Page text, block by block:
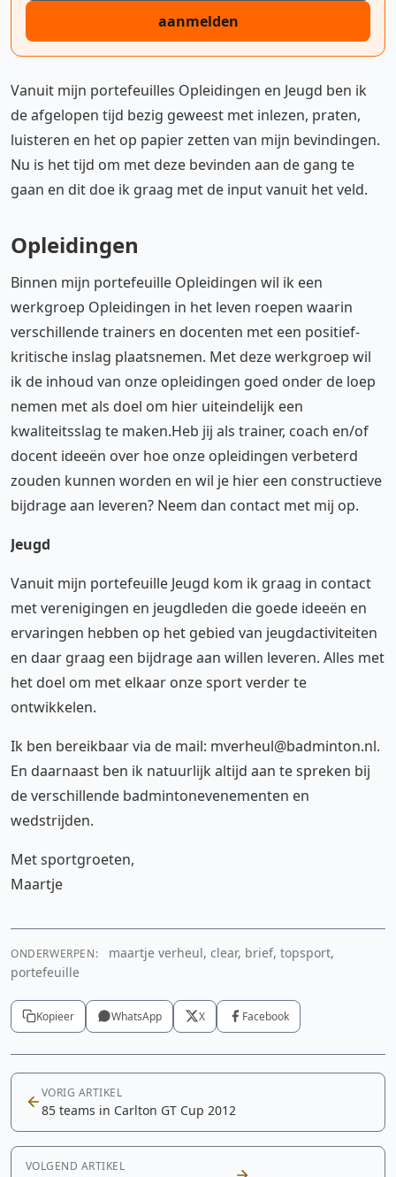
aanmelden
Vanuit mijn portefeuilles Opleidingen en Jeugd ben ik
de afgelopen tijd bezig geweest met inlezen, praten,
luisteren en het op papier zetten van mijn bevindingen.
Nu is het tijd om met deze bevinden aan de gang te
gaan en dit doe ik graag met de input vanuit het veld.
Opleidingen
Binnen mijn portefeuille Opleidingen wil ik een
werkgroep Opleidingen in het leven roepen waarin
verschillende trainers en docenten met een positief-
kritische inslag plaatsnemen. Met deze werkgroep wil
ik de inhoud van onze opleidingen goed onder de loep
nemen met als doel om hier uiteindelijk een
kwaliteitsslag te maken.Heb jij als trainer, coach en/of
docent ideeën over hoe onze opleidingen verbeterd
zouden kunnen worden en wil je hier een constructieve
bijdrage aan leveren? Neem dan contact met mij op.
Jeugd
Vanuit mijn portefeuille Jeugd kom ik graag in contact
met verenigingen en jeugdleden die goede ideeën en
ervaringen hebben op het gebied van jeugdactiviteiten
en daar graag een bijdrage aan willen leveren. Alles met
het doel om met elkaar onze sport verder te
ontwikkelen.
Ik ben bereikbaar via de mail: mverheul@badminton.nl.
En daarnaast ben ik natuurlijk altijd aan te spreken bij
de verschillende badmintonevenementen en
wedstrijden.
Met sportgroeten,
Maartje
ONDERWERPEN:
maartje verheul, clear, brief, topsport,
portefeuille
Kopieer WhatsApp X Facebook
VORIG ARTIKEL
85 teams in Carlton GT Cup 2012
VOLGEND ARTIKEL